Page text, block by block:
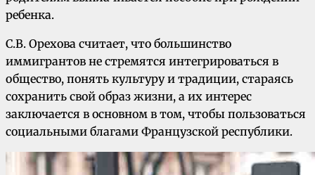
ребенка.
С.В. Орехова считает, что большинство
иммигрантов не стремятся интегрироваться в
общество, понять культуру и традиции, стараясь
сохранить свой образ жизни, а их интерес
заключается в основном в том, чтобы пользоваться
социальными благами Французской республики.